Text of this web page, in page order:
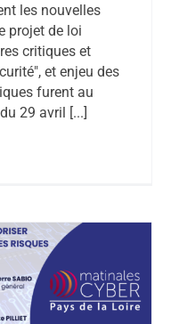
les nouvelles
projet de loi
critiques et
et enjeu des
furent au
29 avril [...]